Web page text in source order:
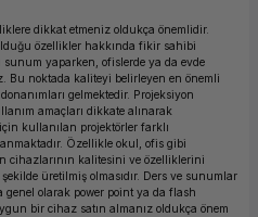
Panel PC
dikkat etmeniz oldukça önemlidir.
özellikler hakkında fikir sahibi
yaparken, ofislerde ya da evde
noktada kaliteyi belirleyen en önemli
gelmektedir. Projeksiyon
amaçları dikkate alınarak
kullanılan projektörler farklı
Özellikle okul, ofis gibi
cihazlarının kalitesini ve özelliklerini
üretilmiş olmasıdır. Ders ve sunumlar
olarak power point ya da flash
bir cihaz satın almanız oldukça önem